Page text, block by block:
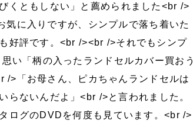
くともしない」と薦められました<br />
気に入りですが、シンプルで落ち着いた
好評です。<br /><br />それでもシンプ
い「柄の入ったランドセルカバー買おう
/>「お母さん、ピカちゃんランドセルは
らないんだよ」<br />と言われました。
ログのDVDを何度も見ています。<br />